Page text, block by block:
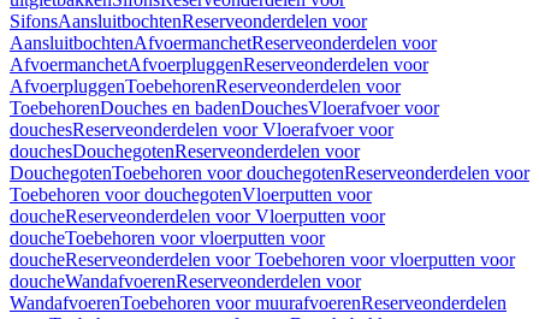
SifonsAansluitbochtenReserveonderdelen voor
AansluitbochtenAfvoermanchetReserveonderdelen voor
AfvoermanchetAfvoerpluggenReserveonderdelen voor
AfvoerpluggenToebehorenReserveonderdelen voor
ToebehorenDouches en badenDouchesVloerafvoer voor
douchesReserveonderdelen voor Vloerafvoer voor
douchesDouchegotenReserveonderdelen voor
DouchegotenToebehoren voor douchegotenReserveonderdelen voor
Toebehoren voor douchegotenVloerputten voor
doucheReserveonderdelen voor Vloerputten voor
doucheToebehoren voor vloerputten voor
doucheReserveonderdelen voor Toebehoren voor vloerputten voor
doucheWandafvoerenReserveonderdelen voor
WandafvoerenToebehoren voor muurafvoerenReserveonderdelen